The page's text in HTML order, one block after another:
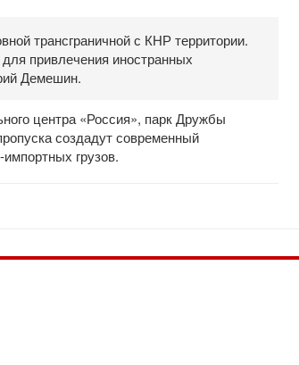
трансграничной с КНР территории.
привлечения иностранных
Демешин.
центра «Россия», парк Дружбы
создадут современный
грузов.